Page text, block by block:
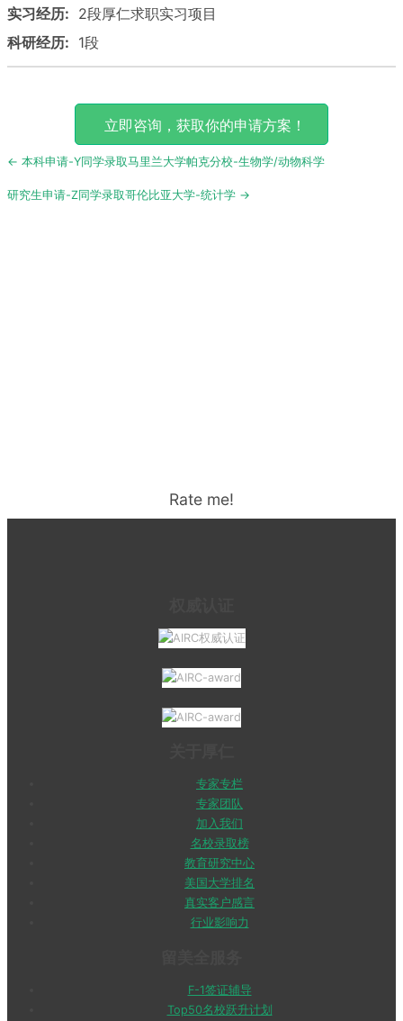
实习经历: 2段厚仁求职实习项目
科研经历: 1段
立即咨询，获取你的申请方案！
Post
← 本科申请-Y同学录取马里兰大学帕克分校-生物学/动物科学
研究生申请-Z同学录取哥伦比亚大学-统计学 →
Rate me!
专家专栏
专家团队
加入我们
名校录取榜
教育研究中心
美国大学排名
真实客户感言
行业影响力
F-1签证辅导
Top50名校跃升计划